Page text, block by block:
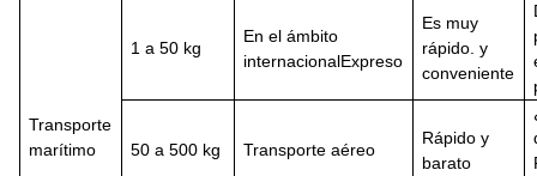
Transporte
marítimo
1 a 50 kg
En el ámbito
internacionalExpreso
Es muy
rápido. y
conveniente
50 a 500 kg Transporte aéreo
Rápido y
barato